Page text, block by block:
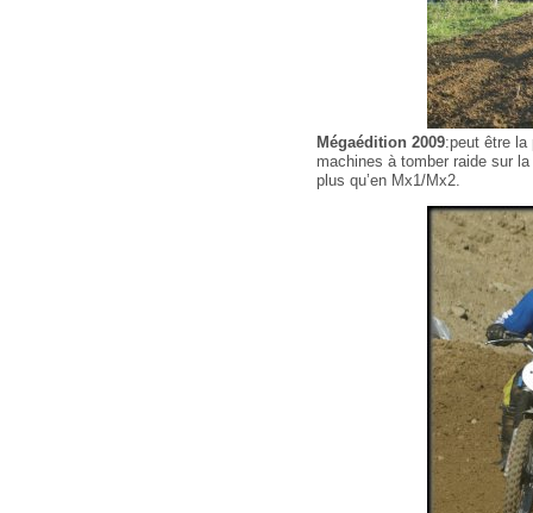
Mégaédition 2009:peut être la
machines à tomber raide sur
plus qu’en Mx1/Mx2.